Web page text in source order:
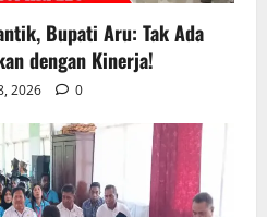
Bupati Aru: Tak Ada
dengan Kinerja!
2026 0